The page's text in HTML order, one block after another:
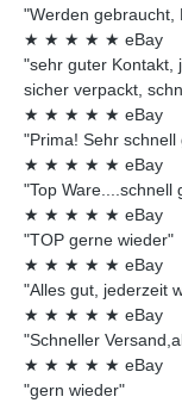
"Werden gebraucht,
★ ★ ★ ★ ★ eBay
"sehr guter Kontakt,
sicher verpackt,
★ ★ ★ ★ ★ eBay
"Prima! Sehr
★ ★ ★ ★ ★ eBay
"Top Ware....schnell
★ ★ ★ ★ ★ eBay
"TOP gerne wieder"
★ ★ ★ ★ ★ eBay
"Alles gut, jederzeit
★ ★ ★ ★ ★ eBay
"Schneller
★ ★ ★ ★ ★ eBay
"gern wieder"